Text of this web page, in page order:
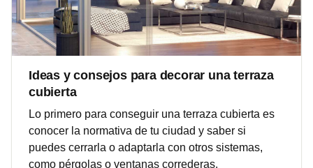
Ideas y consejos para decorar una terraza
cubierta
Lo primero para conseguir una terraza cubierta es
conocer la normativa de tu ciudad y saber si
puedes cerrarla o adaptarla con otros sistemas,
como pérgolas o ventanas correderas.